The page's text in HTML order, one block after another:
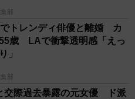
部
トレンディ俳優と離婚 カ
歳 LAで衝撃透明感「えっ
」
部
交際過去暴露の元女優 ド派